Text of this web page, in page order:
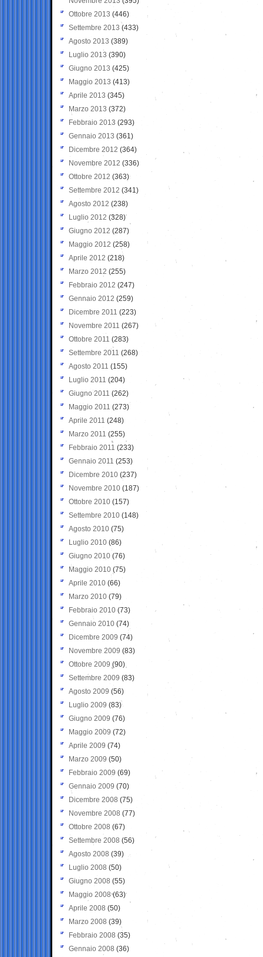
Ottobre 2013 (446)
Settembre 2013 (433)
Agosto 2013 (389)
Luglio 2013 (390)
Giugno 2013 (425)
Maggio 2013 (413)
Aprile 2013 (345)
Marzo 2013 (372)
Febbraio 2013 (293)
Gennaio 2013 (361)
Dicembre 2012 (364)
Novembre 2012 (336)
Ottobre 2012 (363)
Settembre 2012 (341)
Agosto 2012 (238)
Luglio 2012 (328)
Giugno 2012 (287)
Maggio 2012 (258)
Aprile 2012 (218)
Marzo 2012 (255)
Febbraio 2012 (247)
Gennaio 2012 (259)
Dicembre 2011 (223)
Novembre 2011 (267)
Ottobre 2011 (283)
Settembre 2011 (268)
Agosto 2011 (155)
Luglio 2011 (204)
Giugno 2011 (262)
Maggio 2011 (273)
Aprile 2011 (248)
Marzo 2011 (255)
Febbraio 2011 (233)
Gennaio 2011 (253)
Dicembre 2010 (237)
Novembre 2010 (187)
Ottobre 2010 (157)
Settembre 2010 (148)
Agosto 2010 (75)
Luglio 2010 (86)
Giugno 2010 (76)
Maggio 2010 (75)
Aprile 2010 (66)
Marzo 2010 (79)
Febbraio 2010 (73)
Gennaio 2010 (74)
Dicembre 2009 (74)
Novembre 2009 (83)
Ottobre 2009 (90)
Settembre 2009 (83)
Agosto 2009 (56)
Luglio 2009 (83)
Giugno 2009 (76)
Maggio 2009 (72)
Aprile 2009 (74)
Marzo 2009 (50)
Febbraio 2009 (69)
Gennaio 2009 (70)
Dicembre 2008 (75)
Novembre 2008 (77)
Ottobre 2008 (67)
Settembre 2008 (56)
Agosto 2008 (39)
Luglio 2008 (50)
Giugno 2008 (55)
Maggio 2008(63)
Aprile 2008 (50)
Marzo 2008 (39)
Febbraio 2008 (35)
Gennaio 2008 (36)